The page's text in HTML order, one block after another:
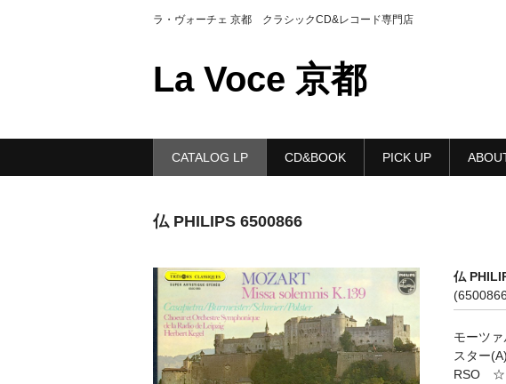
ラ・ヴォーチェ 京都 クラシックCD&レコード専門店
La Voce 京都
CATALOG LP CD&BOOK PICK UP
仏 PHILIPS 6500866
仏
モーツ
スター
RSO ☆